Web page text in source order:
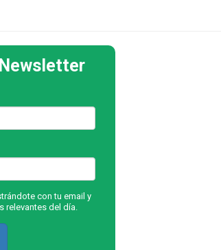
con tu email y
relevantes del día.